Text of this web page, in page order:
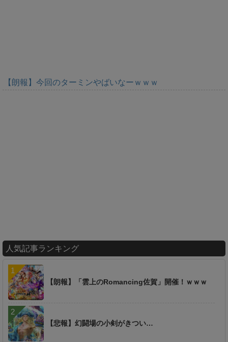
【朗報】今回のターミンやばいなーｗｗｗ
人気記事ランキング
【朗報】「雲上のRomancing佐賀」開催！ｗｗｗ
【悲報】幻闘場の小剣がきつい…